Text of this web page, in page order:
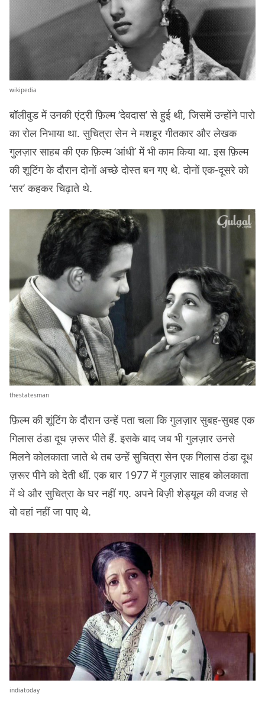
wikipedia
बॉलीवुड में उनकी एंट्री फ़िल्म ‘देवदास’ से हुई थी, जिसमें उन्होंने पारो
का रोल निभाया था. सुचित्रा सेन ने मशहूर गीतकार और लेखक
गुलज़ार साहब की एक फ़िल्म ‘आंधी’ में भी काम किया था. इस फ़िल्म
की शूटिंग के दौरान दोनों अच्छे दोस्त बन गए थे. दोनों एक-दूसरे को
‘सर’ कहकर चिढ़ाते थे.
thestatesman
फ़िल्म की शूंटिंग के दौरान उन्हें पता चला कि गुलज़ार सुबह-सुबह एक
गिलास ठंडा दूध ज़रूर पीते हैं. इसके बाद जब भी गुलज़ार उनसे
मिलने कोलकाता जाते थे तब उन्हें सुचित्रा सेन एक गिलास ठंडा दूध
ज़रूर पीने को देती थीं. एक बार 1977 में गुलज़ार साहब कोलकाता
में थे और सुचित्रा के घर नहीं गए. अपने बिज़ी शेड्यूल की वजह से
वो वहां नहीं जा पाए थे.
indiatoday